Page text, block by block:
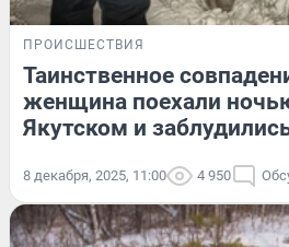
ПРОИСШЕСТВИЯ
Таинственное
женщина поехали
Якутском и
8 декабря, 2025, 11:00 4 950